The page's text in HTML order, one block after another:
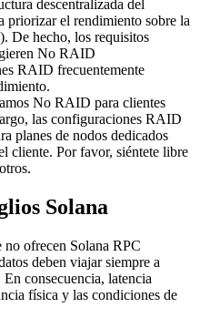
descentralizada del
priorizar el rendimiento sobre la
De hecho, los requisitos
No RAID
RAID frecuentemente
No RAID para clientes
las configuraciones RAID
planes de nodos dedicados
cliente. Por favor, siéntete libre
Solana
ofrecen Solana RPC
deben viajar siempre a
consecuencia, latencia
física y las condiciones de